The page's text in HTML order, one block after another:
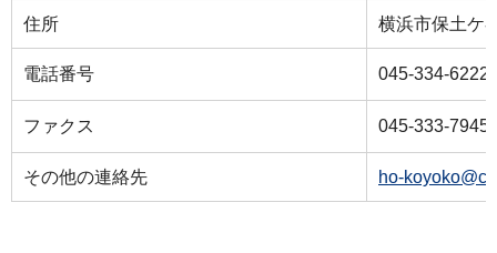
住所 横浜市保土ケ
電話番号 045-334-6222
ファクス 045-333-7945
その他の連絡先 ho-